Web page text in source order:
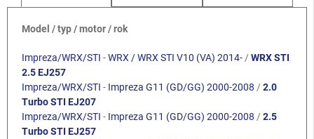
Model / typ / motor / rok
Impreza/WRX/STI -WRX / WRX STI V10 (VA) 2014- /WRX STI
2.5 EJ257
Impreza/WRX/STI - Impreza G11 (GD/GG) 2000-2008 /2.0
Turbo STI EJ207
Impreza/WRX/STI - Impreza G11 (GD/GG) 2000-2008 /2.5
Turbo STI EJ257